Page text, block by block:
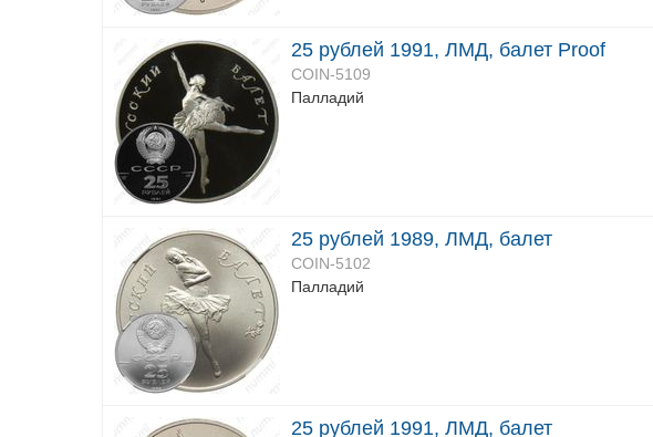
25 рублей 1991, ЛМД, балет Proof
COIN-5109
Палладий
25 рублей 1989, ЛМД, балет
COIN-5102
Палладий
25 рублей 1991, ЛМД, балет